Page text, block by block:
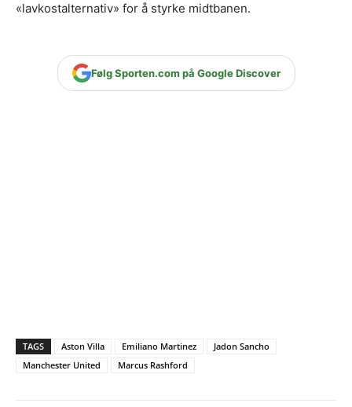
«lavkostalternativ» for å styrke midtbanen.
Følg Sporten.com på Google Discover
TAGS Aston Villa Emiliano Martinez
Jadon Sancho
Manchester United
Marcus Rashford